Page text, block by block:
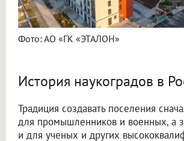
Фото: АО «ГК «ЭТАЛОН»
История наукоградов в
Традиция создавать поселения
для промышленников и военных, а
и для ученых и других